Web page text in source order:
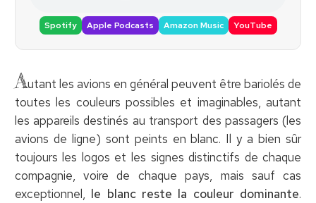
Spotify Apple Podcasts Amazon Music YouTube
Autant les avions en général peuvent être bariolés de
toutes les couleurs possibles et imaginables, autant
les appareils destinés au transport des passagers (les
avions de ligne) sont peints en blanc. Il y a bien sûr
toujours les logos et les signes distinctifs de chaque
compagnie, voire de chaque pays, mais sauf cas
exceptionnel, le blanc reste la couleur dominante.